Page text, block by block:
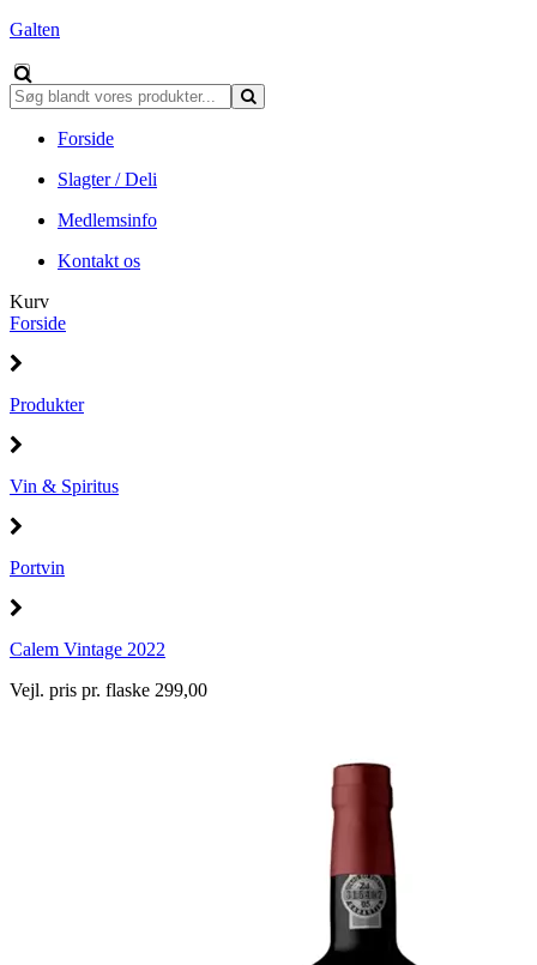
Galten
Forside
Slagter / Deli
Medlemsinfo
Kontakt os
Kurv
Forside
Produkter
Vin & Spiritus
Portvin
Calem Vintage 2022
Vejl. pris pr. flaske 299,00